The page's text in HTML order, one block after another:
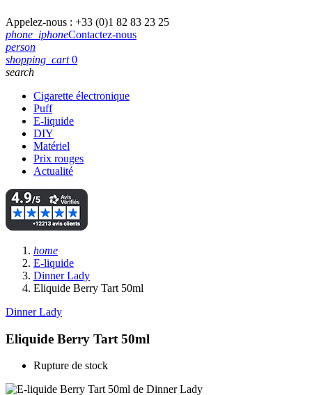
Appelez-nous : +33 (0)1 82 83 23 25
phone_iphoneContactez-nous
person
shopping_cart 0
search
Cigarette électronique
Puff
E-liquide
DIY
Matériel
Prix rouges
Actualité
home
E-liquide
Dinner Lady
Eliquide Berry Tart 50ml
Dinner Lady
Eliquide Berry Tart 50ml
Rupture de stock